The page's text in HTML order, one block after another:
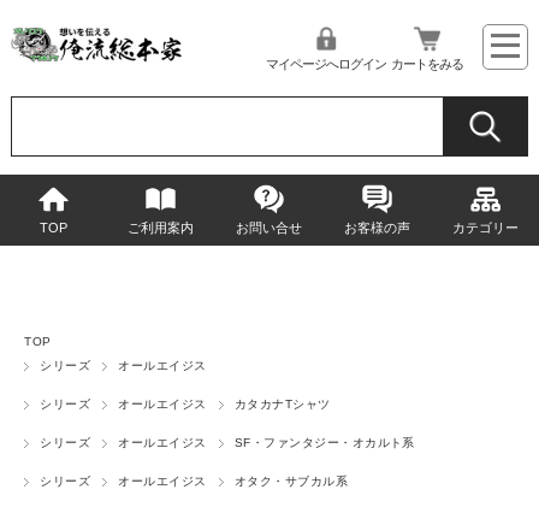
マイページへログイン カートをみる
TOP ご利用案内 お問い合せ お客様の声 カテゴリー
TOP
シリーズ
オールエイジス
シリーズ オールエイジス カタカナTシャツ
シリーズ オールエイジス SF・ファンタジー・オカルト系
シリーズ オールエイジス オタク・サブカル系